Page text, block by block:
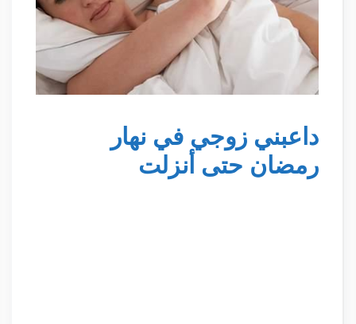
داعبني زوجي في نهار
رمضان حتى أنزلت